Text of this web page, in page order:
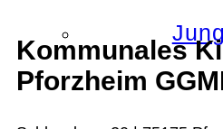
Kommunales
Pforzheim